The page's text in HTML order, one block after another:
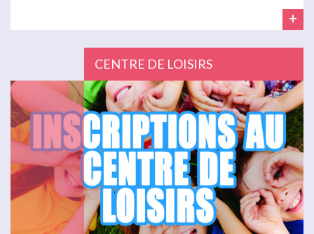
+
CENTRE DE LOISIRS